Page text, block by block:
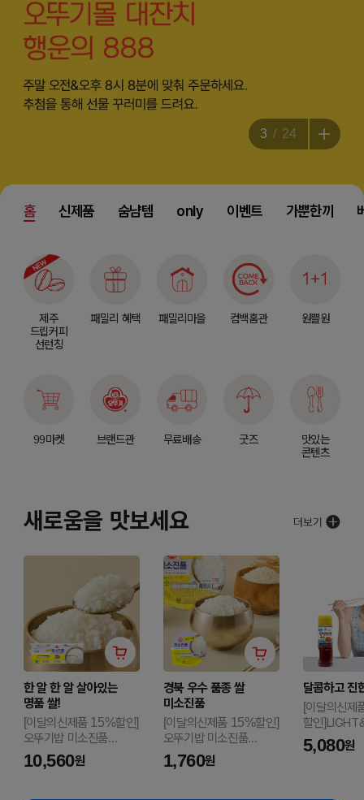
3 24
홈 신제품 숨냠템 only 이벤트 가뿐한끼
제주
드립커피
선런칭
패밀리 혜택 패밀리마을 컴백홈관 원쁠원
99마켓 브랜드관 무료배송 굿즈
맛있는
콘텐츠
새로움을 맛보세요
한 알 한 알 살아있는
명품 쌀!
[이달의신제품 15%할인]
오뚜기밥 미소진품
(210GX6)
10,560원
경북 우수 품종 쌀
미소진품
[이달의신제품 15%할인]
오뚜기밥 미소진품
210G
1,760원
달콤하고 진
[이달의신제
할인
양념치킨소
5,080원